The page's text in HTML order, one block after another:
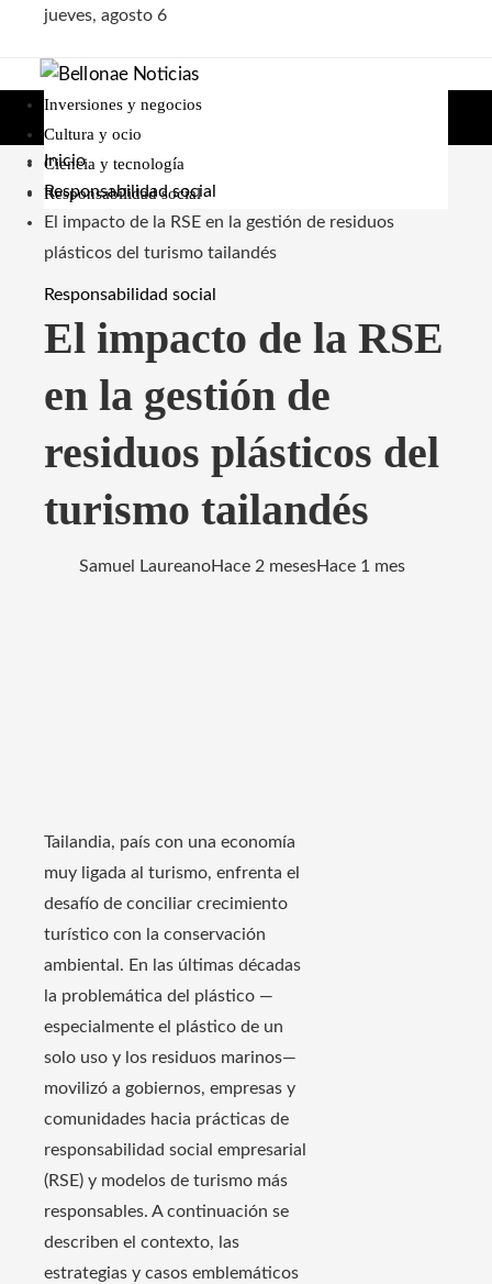
jueves, agosto 6
Inversiones y negocios
Cultura y ocio
Ciencia y tecnología
Responsabilidad social
Inicio
Responsabilidad social
El impacto de la RSE en la gestión de residuos
plásticos del turismo tailandés
Responsabilidad social
El impacto de la RSE
en la gestión de
residuos plásticos del
turismo tailandés
Samuel LaureanoHace 2 mesesHace 1 mes
Tailandia, país con una economía
muy ligada al turismo, enfrenta el
desafío de conciliar crecimiento
turístico con la conservación
ambiental. En las últimas décadas
la problemática del plástico —
especialmente el plástico de un
solo uso y los residuos marinos—
movilizó a gobiernos, empresas y
comunidades hacia prácticas de
responsabilidad social empresarial
(RSE) y modelos de turismo más
responsables. A continuación se
describen el contexto, las
estrategias y casos emblemáticos